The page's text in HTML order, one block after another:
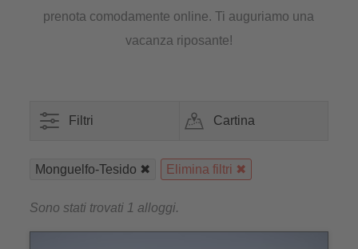
prenota comodamente online. Ti auguriamo una
vacanza riposante!
Filtri Cartina
Monguelfo-Tesido Elimina filtri
Sono stati trovati 1 alloggi.